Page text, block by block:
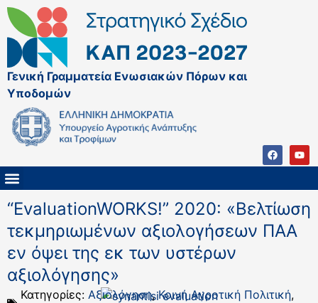
Γενική Γραμματεία Ενωσιακών Πόρων και
Υποδομών
“EvaluationWORKS!” 2020: «Βελτίωση
τεκμηριωμένων αξιολογήσεων ΠΑΑ
εν όψει της εκ των υστέρων
αξιολόγησης»
Κατηγορίες: Αξιολόγηση,Κοινή Αγροτική Πολιτική,